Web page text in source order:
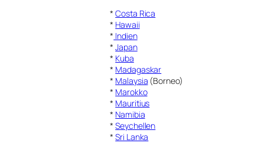
*Costa Rica
* Hawaii
* Indien
*Japan
* Kuba
* Madagaskar
* Malaysia (Borneo)
* Marokko
* Mauritius
* Namibia
*Seychellen
*Sri Lanka